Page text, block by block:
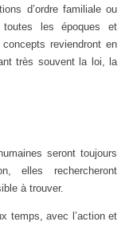
d’ordre familiale ou
toutes les époques et
reviendront en
très souvent la loi, la
seront toujours
elles rechercheront
à trouver.
temps, avec l’action et